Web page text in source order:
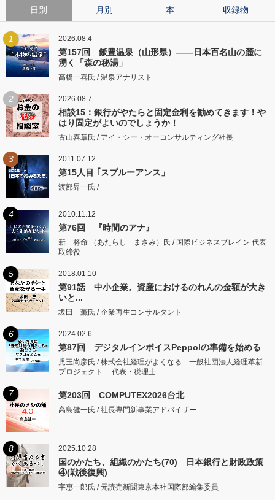
日別 月別 本 収録物
1 2026.08.4
第157回 飯豊温泉（山形県）――日本百名山の麓に
湧く「森の秘湯」
高橋一喜氏 / 温泉アナリスト
2 2026.08.7
相談15：銀行がやたらと固定金利を勧めてきます！や
はり固定がよいのでしょうか！
古山喜章氏 / アイ・シー・オーコンサルティング社長
3 2011.07.12
第15人目 ｢スプルーアンス」
渡部昇一氏 /
4 2010.11.12
第76回 『時間のアナ』
新 将命 （あたらし まさみ）氏 / 国際ビジネスブレイン 代表
取締役
5 2018.01.10
第91話 中小企業。資産におけるのれんの金額が大き
いと...
坂田 薫氏 / 企業再生コンサルタント
6 2024.02.6
第87回 デジタルインボイスPeppolの準備を始める
児玉尚彦氏 / 株式会社経理がよくなる 一般社団法人経理革新
プロジェクト 代表・税理士
7 第203回 COMPUTEX2026台北
高島健一氏 / 社長専門新事業アドバイザー
8 2025.10.28
国のかたち、組織のかたち(70) 日本銀行と財政政策
④(戦後復興)
宇惠一郎氏 / 元読売新聞東京本社国際部編集委員